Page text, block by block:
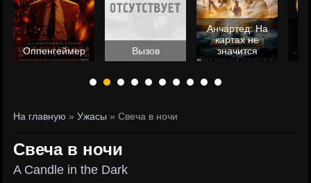
Оппенгеймер Вызов
Анчартед: На
картах не
значится
На главную »Ужасы » Свеча в ночи
Свеча в ночи
A Candle in the Dark